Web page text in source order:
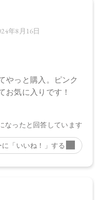
ル－２、トリ（カプリル
ル／ステアリル／ベヘニ
ール酸水添ヒマシ油、ヒ
リラロウエキス、キャン
テアリン酸ソルビタン、
ナバラ果実油、ラベンダ
ツロウ、トコフェロー
、酸化チタン、酸化鉄、
ョウ